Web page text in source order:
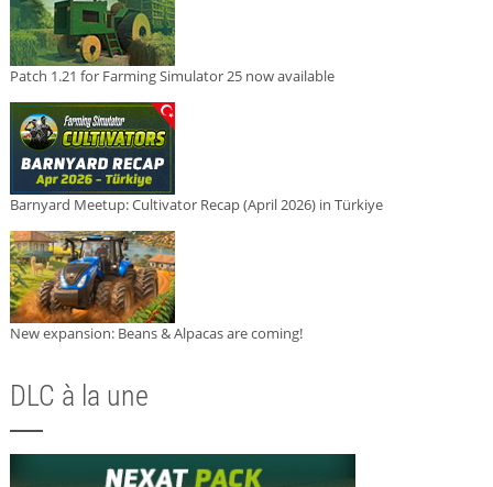
Patch 1.21 for Farming Simulator 25 now available
Barnyard Meetup: Cultivator Recap (April 2026) in Türkiye
New expansion: Beans & Alpacas are coming!
DLC à la une